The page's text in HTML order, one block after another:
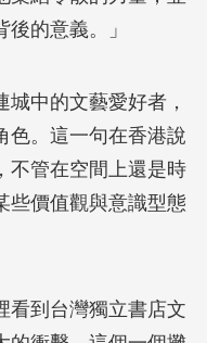
的意義。」
中的文藝愛好者，
色。這一句在香港說
不管在空間上還是時
些價值觀與意識型態
看到台灣獨立書店文